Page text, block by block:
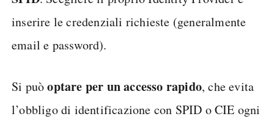
inserire le credenziali richieste (generalmente
email e password).
Si puòoptare per un accesso rapido, che evita
l’obbligo di identificazione con SPID o CIE ogni